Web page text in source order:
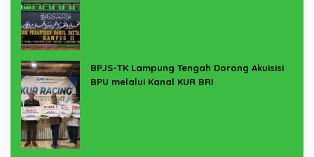
BPJS-TK Lampung Tengah Dorong Akuisisi
BPU melalui Kanal KUR BRI